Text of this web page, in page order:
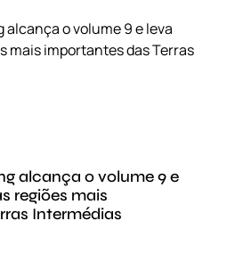
alcança o volume 9 e
regiões mais
Intermédias